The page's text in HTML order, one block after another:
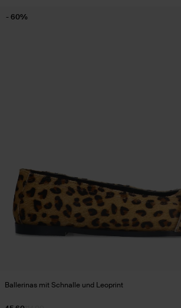
Ballerinas mit Schnalle und Leoprint
- 60%